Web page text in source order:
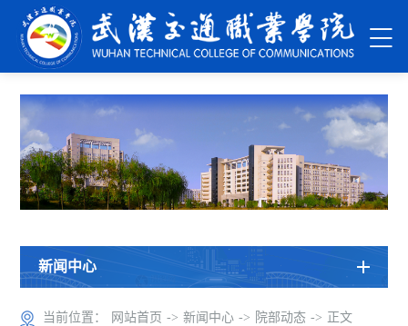
新闻中心
当前位置： 网站首页 -> 新闻中心 -> 院部动态 -> 正文